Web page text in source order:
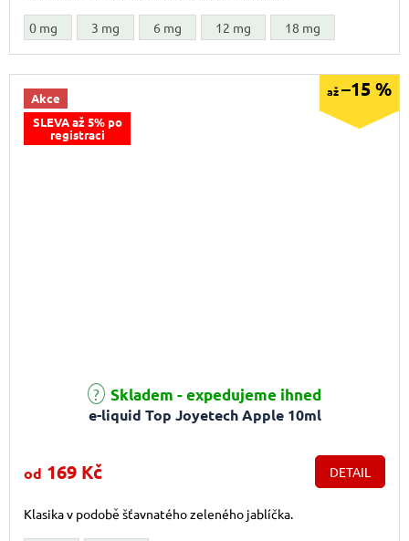
0 mg 3 mg 6 mg 12 mg 18 mg
Akce
SLEVA až 5% po
registraci
až–15 %
e-liquid Top Joyetech Apple 10ml
Průměrné hodnocení produktu je 5,0 z 5 hvězdiček.
Skladem - expedujeme ihned
od 169 Kč DETAIL
Klasika v podobě šťavnatého zeleného jablíčka.